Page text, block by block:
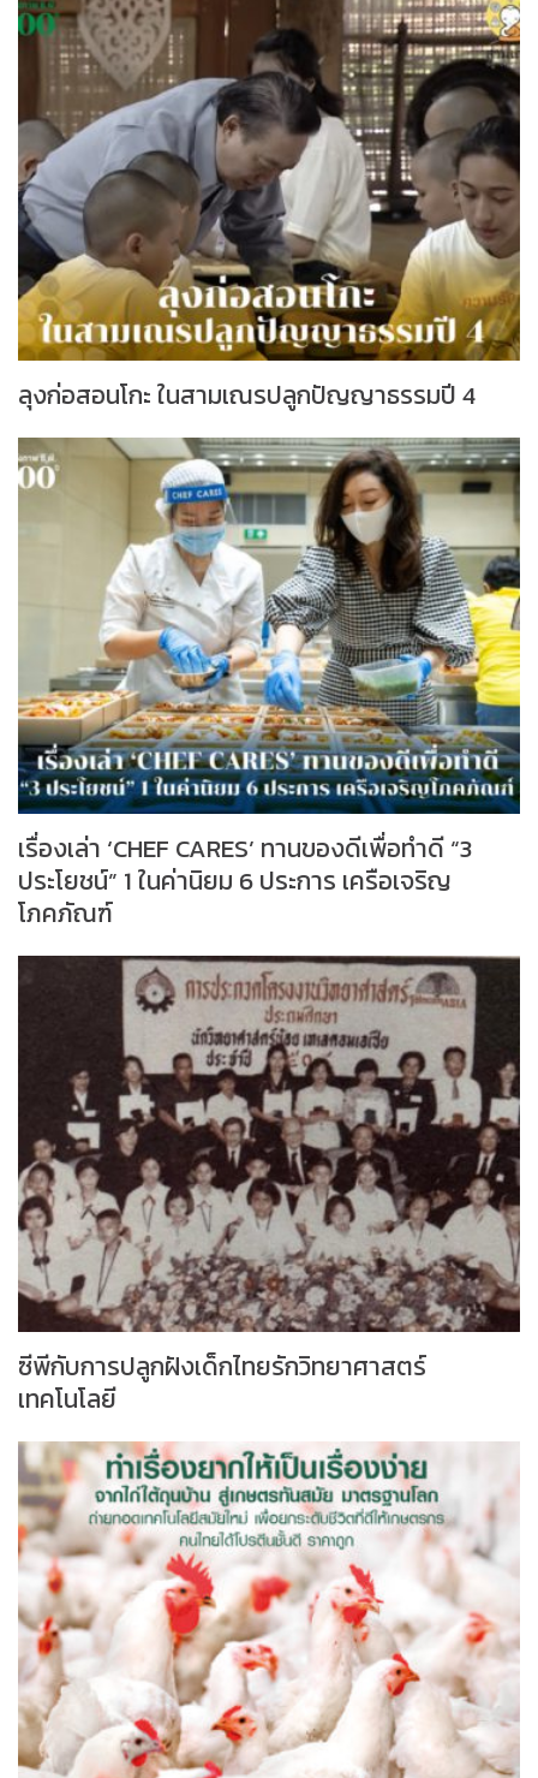
ลุงก่อสอนโกะ ในสามเณรปลูกปัญญาธรรมปี 4
เรื่องเล่า ‘CHEF CARES’ ทานของดีเพื่อทำดี “3
ประโยชน์” 1 ในค่านิยม 6 ประการ เครือเจริญ
โภคภัณฑ์
ซีพีกับการปลูกฝังเด็กไทยรักวิทยาศาสตร์
เทคโนโลยี